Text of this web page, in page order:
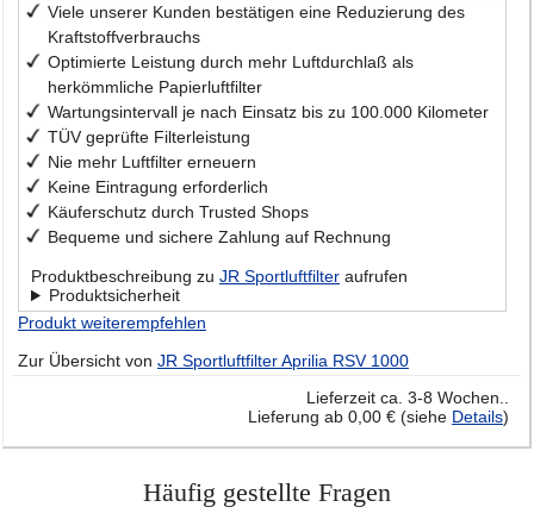
Viele unserer Kunden bestätigen eine Reduzierung des
Kraftstoffverbrauchs
Optimierte Leistung durch mehr Luftdurchlaß als
herkömmliche Papierluftfilter
Wartungsintervall je nach Einsatz bis zu 100.000 Kilometer
TÜV geprüfte Filterleistung
Nie mehr Luftfilter erneuern
Keine Eintragung erforderlich
Käuferschutz durch Trusted Shops
Bequeme und sichere Zahlung auf Rechnung
Produktbeschreibung zu JR Sportluftfilter aufrufen
Produktsicherheit
Produkt weiterempfehlen
Zur Übersicht von JR Sportluftfilter Aprilia RSV 1000
Lieferzeit ca. 3-8 Wochen..
Lieferung ab 0,00 € (siehe Details)
Häufig gestellte Fragen